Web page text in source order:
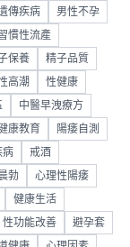
傳疾病 男性不孕
慣性流產
保養 精子品質
高潮 性健康
中醫早洩療方
康教育 陽痿自測
病 戒酒
勃 心理性陽痿
健康生活
性功能改善 避孕套